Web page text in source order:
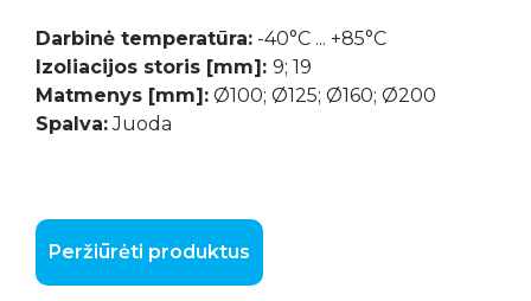
Darbinė temperatūra: -40°C ... +85°C
Izoliacijos storis [mm]: 9; 19
Matmenys [mm]: Ø100; Ø125; Ø160; Ø200
Spalva:Juoda
Peržiūrėti produktus